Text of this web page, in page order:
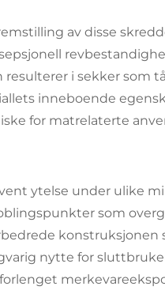
av disse
i sekker som
inneboende
for matrelaterte
ytelse under ulike
som
konstruksjonen
nytte for